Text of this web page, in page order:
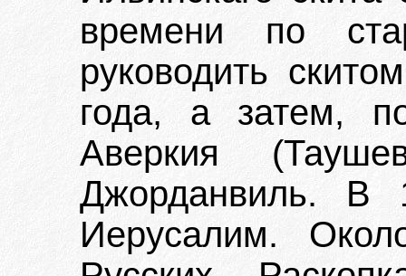
времени по
руководить
года, а затем,
Аверкия
Джорданвиль. В
Иерусалим.